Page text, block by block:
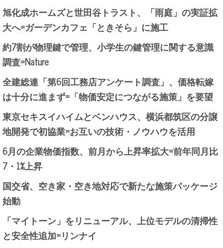
旭化成ホームズと世田谷トラスト、「雨庭」の実証拡
大へ=ガーデンカフェ「ときそら」に施工
約7割が物理鍵で管理、小学生の鍵管理に関する意識
調査=Nature
全建総連「第6回工務店アンケート調査」、価格転嫁
は十分に進まず=「物価安定につながる施策」を要望
東京セキスイハイムとベンハウス、横浜都筑区の分譲
地開発で初協業=お互いの技術・ノウハウを活用
6月の企業物価指数、前月から上昇率拡大=前年同月比
7・1%上昇
国交省、空き家・空き地対応で新たな施策パッケージ
始動
「マイトーン」をリニューアル、上位モデルの清掃性
と安全性追加=リンナイ